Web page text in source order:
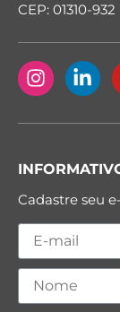
CEP: 01310-932
Cadastre seu